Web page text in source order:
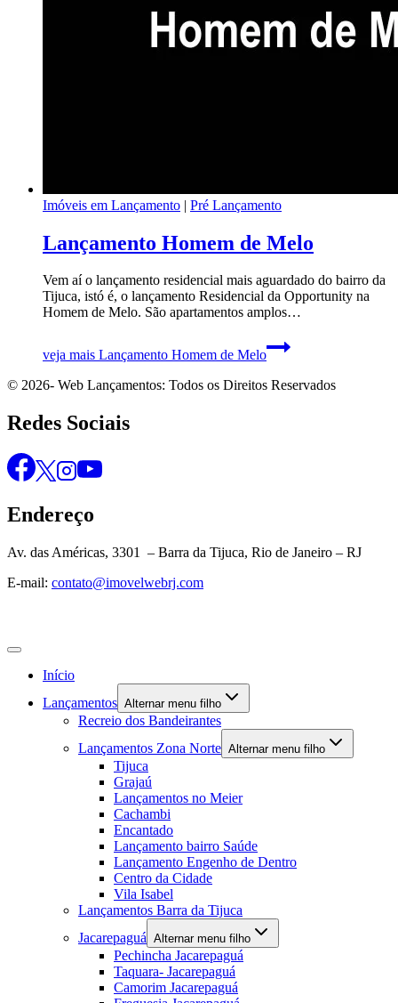
Imóveis em Lançamento | Pré Lançamento
Lançamento Homem de Melo
Vem aí o lançamento residencial mais aguardado do bairro da
Tijuca, istó é, o lançamento Residencial da Opportunity na
Homem de Melo. São apartamentos amplos…
veja mais Lançamento Homem de Melo
© 2026- Web Lançamentos: Todos os Direitos Reservados
Redes Sociais
Endereço
Av. das Américas, 3301 – Barra da Tijuca, Rio de Janeiro – RJ
E-mail: contato@imovelwebrj.com
Início
Lançamentos Alternar menu filho
Recreio dos Bandeirantes
Lançamentos Zona Norte Alternar menu filho
Tijuca
Grajaú
Lançamentos no Meier
Cachambi
Encantado
Lançamento bairro Saúde
Lançamento Engenho de Dentro
Centro da Cidade
Vila Isabel
Lançamentos Barra da Tijuca
Jacarepaguá Alternar menu filho
Pechincha Jacarepaguá
Taquara- Jacarepaguá
Camorim Jacarepaguá